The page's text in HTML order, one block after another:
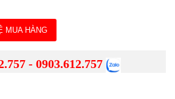
MUA HÀNG
- 0903.612.757